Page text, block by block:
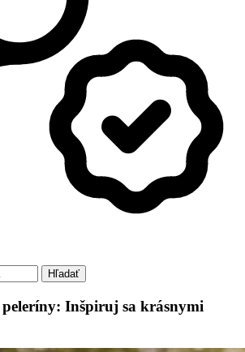
Hľadať
peleríny: Inšpiruj sa krásnymi